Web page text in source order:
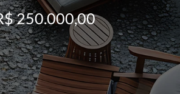
250.000,00